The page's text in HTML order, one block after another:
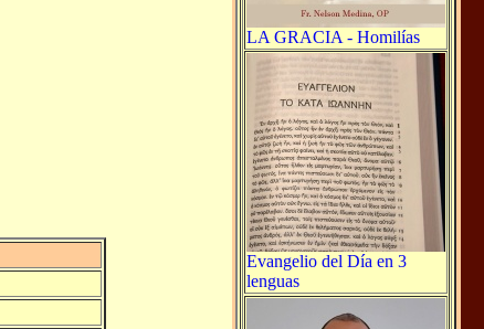
LA GRACIA - Homilías
Evangelio del Día en 3
lenguas